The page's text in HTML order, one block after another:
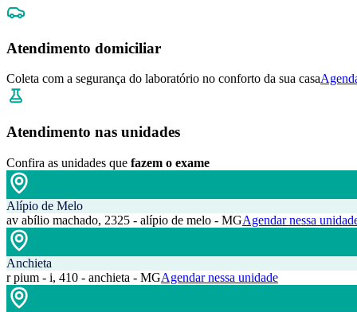
Atendimento domiciliar
Coleta com a segurança do laboratório no conforto da sua casa
Atendimento nas unidades
Confira as unidades que fazem o exame
Alípio de Melo
av abílio machado, 2325 - alípio de melo - MGAgendar nessa
Anchieta
r pium - i, 410 - anchieta - MGAgendar nessa unidade